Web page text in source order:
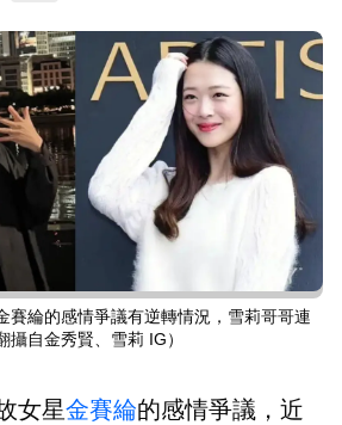
賽綸的感情爭議有逆轉情況，雪莉哥哥連
自金秀賢、雪莉 IG）
女星金賽綸的感情爭議，近